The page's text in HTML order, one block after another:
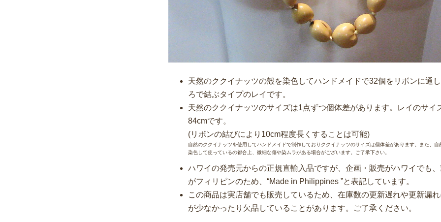
天然のククイナッツの殻を染色してハンドメイドで32個をリボンに通
ろで結ぶタイプのレイです。
天然のククイナッツのサイズは1点ずつ個体差があります。レイのサイ
84cmです。
(リボンの結びにより10cm程度長くすることは可能)
自然のククイナッツを使用してハンドメイドで制作しておりククイナッツのサイズは個体差があります。また、
染色して使っているの都合上、微細な傷や染ムラがある場合がございます。ご了承下さい。
ハワイの発売元からの正規直輸入品ですが、企画・販売がハワイでも
がフィリピンのため、“Made in Philippines ”と表記しています。
この商品は実店舗でも販売しているため、在庫数の更新遅れや更新漏
が少なかったり欠品していることがあります。ご了承ください。